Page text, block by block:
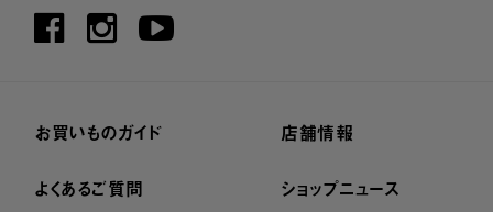
お買いものガイド
よくあるご質問
店舗情報
ショップニュース